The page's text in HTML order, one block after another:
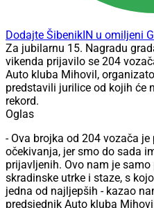
Dodajte ŠibenikIN u omiljeni
Za jubilarnu 15. Nagradu
vikenda prijavilo se 204
Auto kluba Mihovil,
predstavili jurilice od kojih će
rekord.
Oglas
- Ova brojka od 204 vozača
očekivanja, jer smo do sada
prijavljenih. Ovo nam je
skradinske utrke i staze, s
jedna od najljepših - kazao
predsjednik Auto kluba